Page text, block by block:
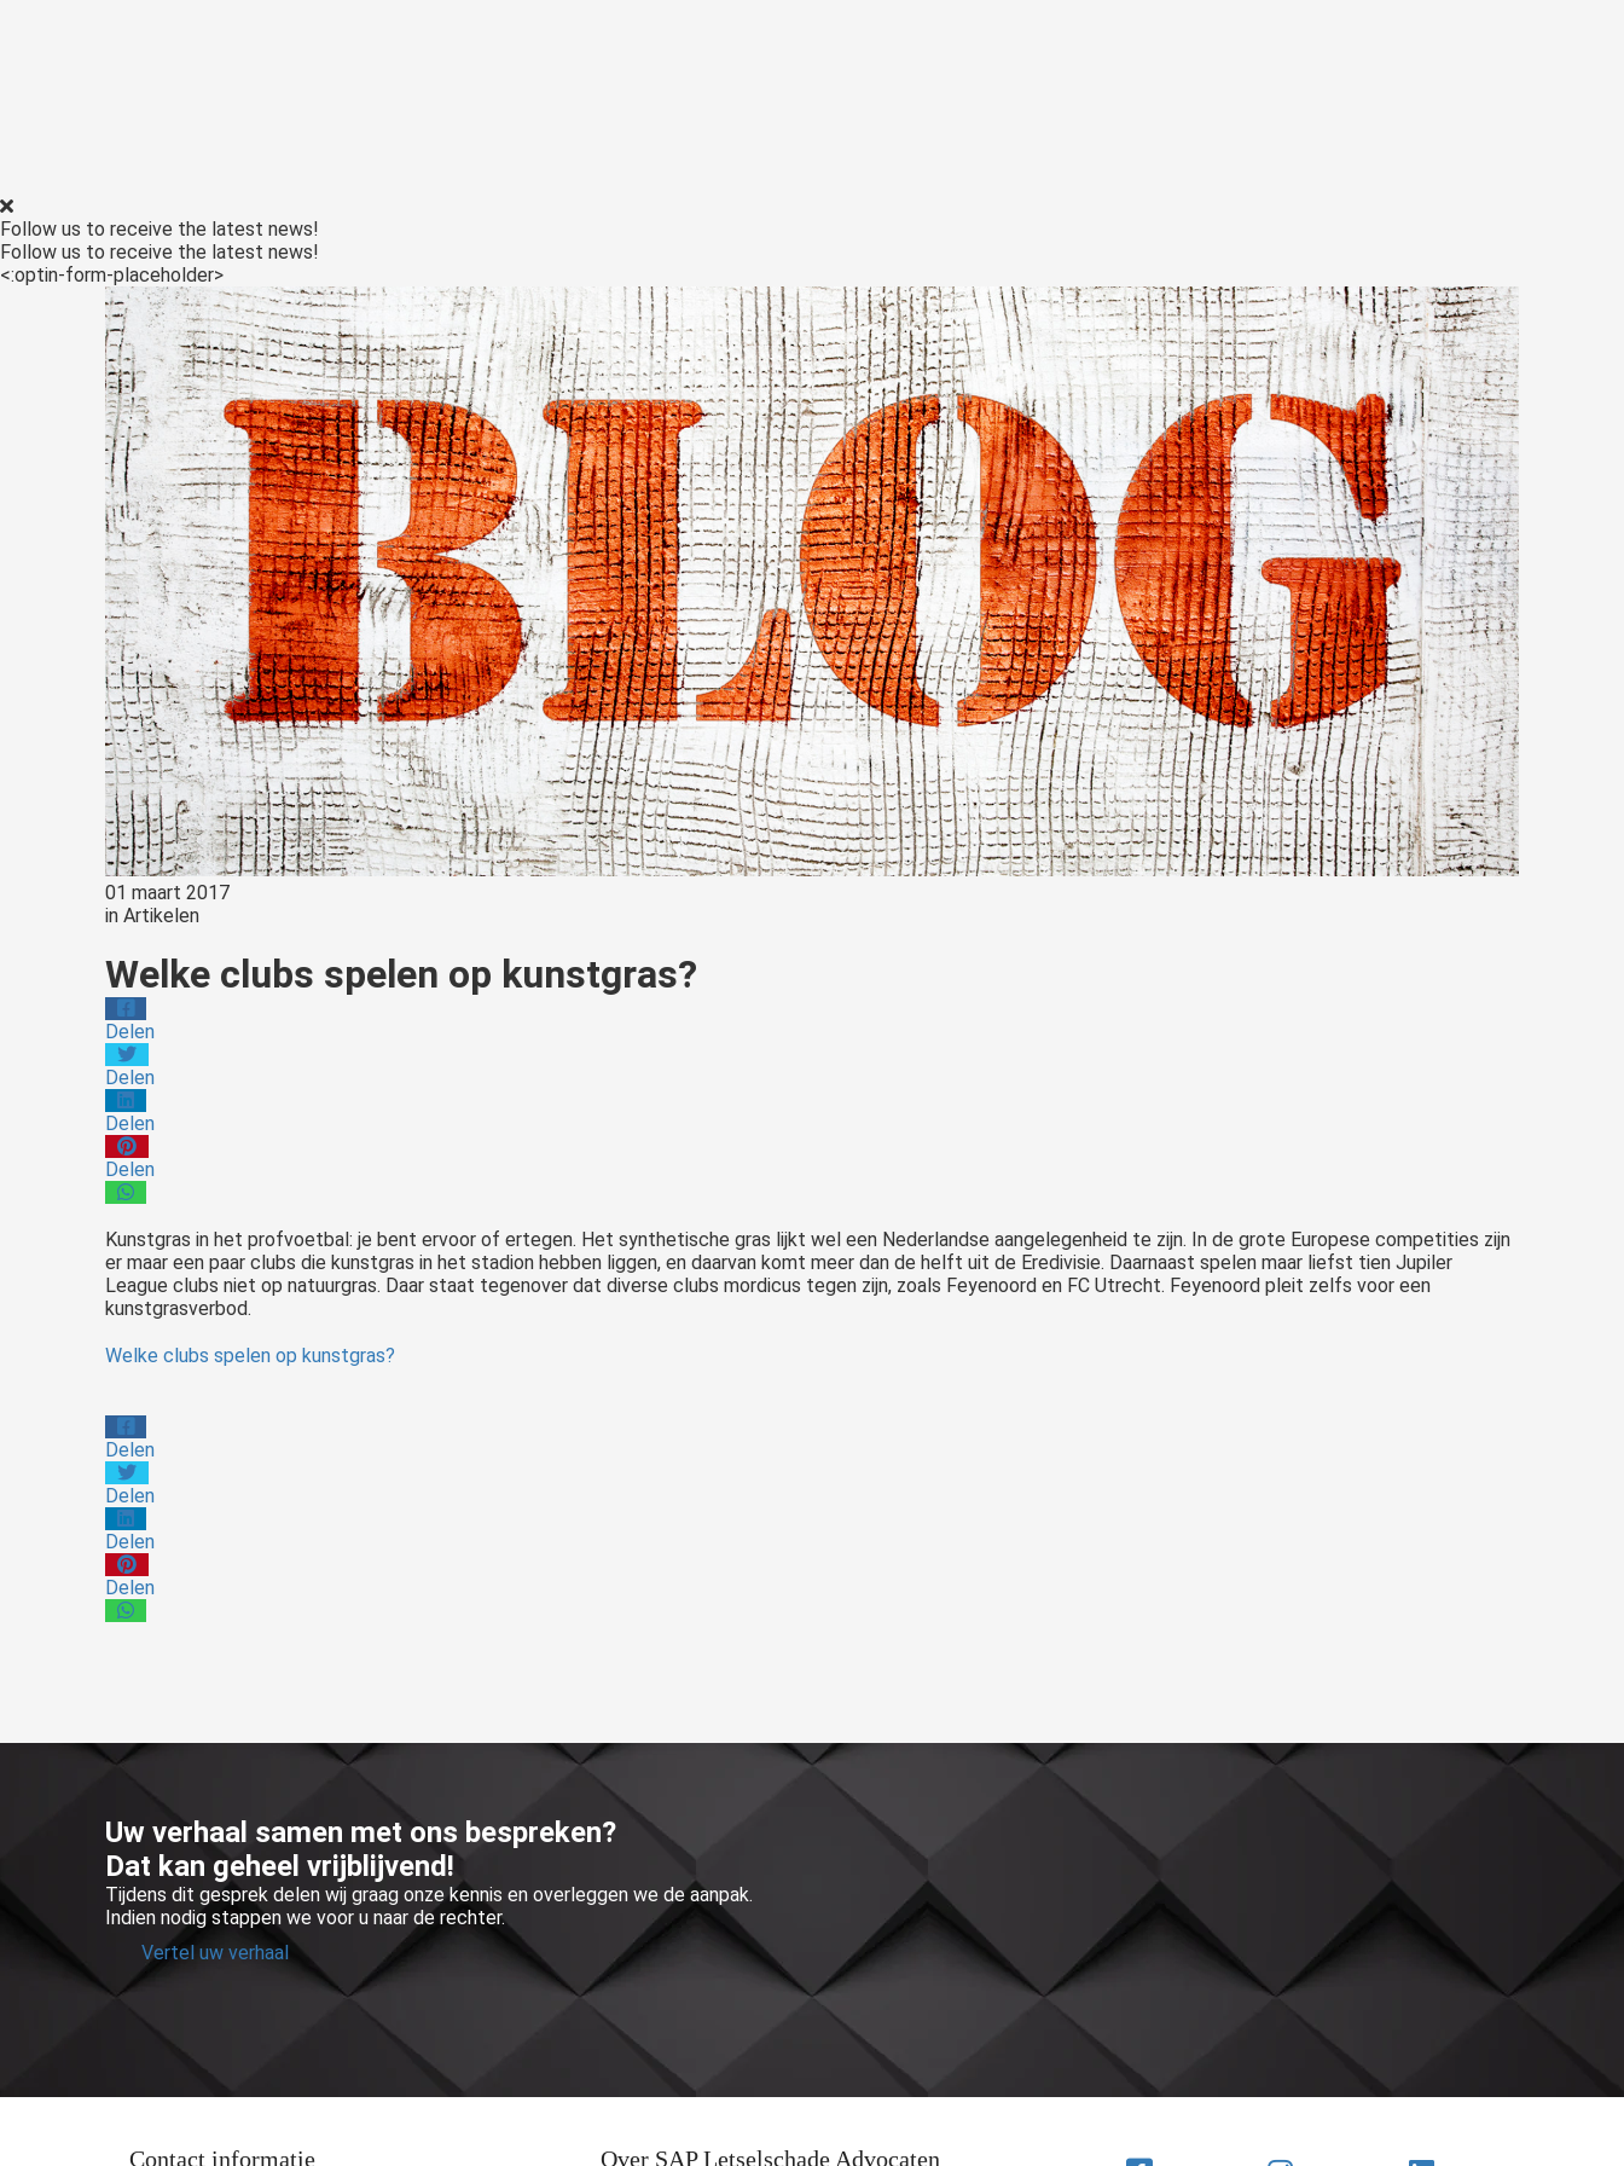
Follow us to receive the latest news!
Follow us to receive the latest news!
<:optin-form-placeholder>
01 maart 2017
in Artikelen
Welke clubs spelen op kunstgras?
Delen
Delen
Delen
Delen
Kunstgras in het profvoetbal: je bent ervoor of ertegen. Het synthetische gras lijkt wel een Nederlandse aangelegenheid te zijn. In de grote Europese competities zijn
er maar een paar clubs die kunstgras in het stadion hebben liggen, en daarvan komt meer dan de helft uit de Eredivisie. Daarnaast spelen maar liefst tien Jupiler
League clubs niet op natuurgras. Daar staat tegenover dat diverse clubs mordicus tegen zijn, zoals Feyenoord en FC Utrecht. Feyenoord pleit zelfs voor een
kunstgrasverbod.
Welke clubs spelen op kunstgras?
Delen
Delen
Delen
Delen
Uw verhaal samen met ons bespreken?
Dat kan geheel vrijblijvend!
Tijdens dit gesprek delen wij graag onze kennis en overleggen we de aanpak.
Indien nodig stappen we voor u naar de rechter.
Vertel uw verhaal
Contact informatie Over SAP Letselschade Advocaten